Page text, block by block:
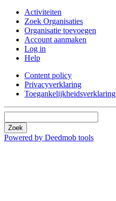
Activiteiten
Zoek Organisaties
Organisatie toevoegen
Account aanmaken
Log in
Help
Content policy
Privacyverklaring
Toegankelijkheidsverklaring
Zoek
Powered by Deedmob tools